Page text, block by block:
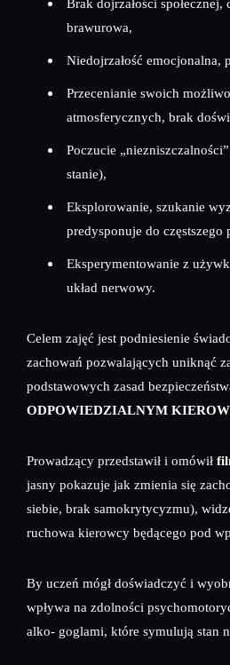
Brak dojrzałości
brawurowa,
Niedojrzałość emocjonalna,
Przecenianie swoich
atmosferycznych, brak
Poczucie
stanie),
Eksplorowanie, szukanie
predysponuje do
Eksperymentowanie z
układ nerwowy.
Celem zajęć jest podniesienie
zachowań pozwalających uniknąć
podstawowych zasad
ODPOWIEDZIALNYM
Prowadzący przedstawił i omówił
jasny pokazuje jak zmienia się
siebie, brak samokrytycyzmu),
ruchowa kierowcy będącego pod
By uczeń mógł doświadczyć i
wpływa na zdolności
alko- goglami, które symulują stan